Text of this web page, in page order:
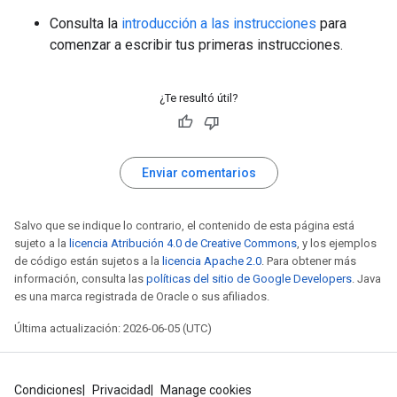
Consulta la introducción a las instrucciones para
comenzar a escribir tus primeras instrucciones.
¿Te resultó útil?
Enviar comentarios
Salvo que se indique lo contrario, el contenido de esta página está
sujeto a la licencia Atribución 4.0 de Creative Commons, y los ejemplos
de código están sujetos a la licencia Apache 2.0. Para obtener más
información, consulta las políticas del sitio de Google Developers. Java
es una marca registrada de Oracle o sus afiliados.
Última actualización: 2026-06-05 (UTC)
Condiciones Privacidad Manage cookies